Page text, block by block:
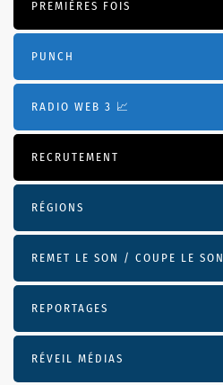
PREMIÈRES FOIS
PUNCH
RADIO WEB 3 📈
RECRUTEMENT
RÉGIONS
REMET LE SON / COUPE LE SON
REPORTAGES
RÉVEIL MÉDIAS